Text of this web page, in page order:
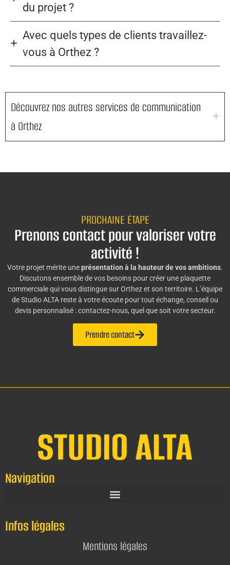
du projet ?
Avec quels types de clients travaillez-
vous à Orthez ?
Découvrez nos autres services de communication
à Orthez
PROCHAINE ÉTAPE
Prenons contact pour valoriser votre
activité !
Votre projet mérite uneprésentation à la hauteur de vos ambitions.
Discutons ensemble de vos besoins pour créer une plaquette
commerciale qui vous distingue sur Orthez et son territoire. L’équipe
de Studio ALTA reste à votre écoute pour tout échange, conseil ou
devis personnalisé : contactez-nous, quel que soit votre secteur.
Prendre contact
Navigation
Infos légales
Mentions légales